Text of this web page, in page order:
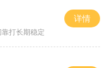
打长期稳定
详情